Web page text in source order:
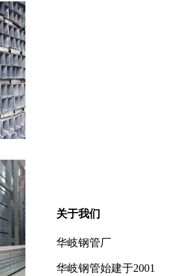
关于我们
华岐钢管厂
华岐钢管始建于2001